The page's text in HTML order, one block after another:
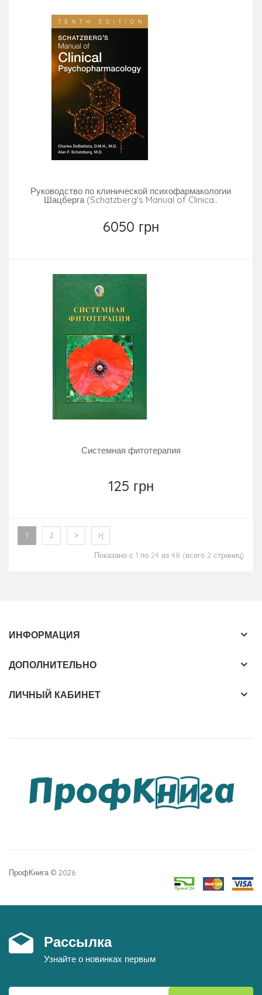
Руководство по клинической психофармакологии
Шацберга (Schatzberg's Manual of Clinica..
6050 грн
Системная фитотерапия
125 грн
1 2 > >|
Показано с 1 по 24 из 48 (всего 2 страниц)
ИНФОРМАЦИЯ
ДОПОЛНИТЕЛЬНО
ЛИЧНЫЙ КАБИНЕТ
ПрофКнига © 2026
Рассылка
Узнайте о новинках первым